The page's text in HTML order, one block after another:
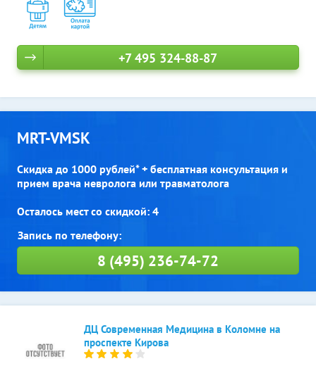
+7 495 324-88-87
MRT-VMSK
Скидка до 1000 рублей* + бесплатная консультация и
прием врача невролога или травматолога
Осталось мест со скидкой: 4
8 (495) 236-74-72
ДЦ Современная Медицина в Коломне на
проспекте Кирова